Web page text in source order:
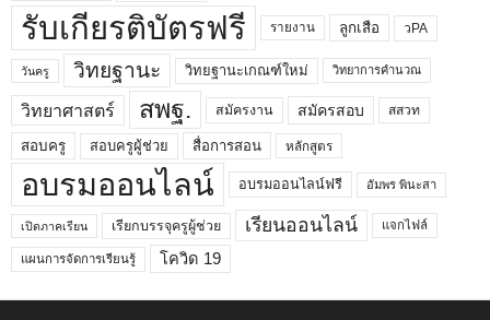
รับเกียรติบัตรฟรี รายงาน ลูกเสือ วPA
วันครู วิทยฐานะ วิทยฐานะเกณฑ์ใหม่ วิทยาการคำนวณ
วิทยาศาสตร์ สพฐ. สมัครงาน สมัครสอบ สสวท
สอบครู สอบครูผู้ช่วย สื่อการสอน หลักสูตร
อบรมออนไลน์ อบรมออนไลน์ฟรี อัมพร พินะสา
เปิดภาคเรียน เรียกบรรจุครูผู้ช่วย เรียนออนไลน์ แจกไฟล์
แผนการจัดการเรียนรู้ โควิด 19